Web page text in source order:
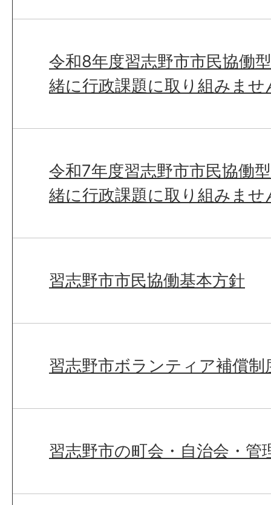
令和8年度習志野市市民協働
緒に行政課題に取り組みませ
令和7年度習志野市市民協働
緒に行政課題に取り組みませ
習志野市市民協働基本方針
習志野市ボランティア補償制
習志野市の町会・自治会・管